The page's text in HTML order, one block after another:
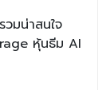
มน่าสนใจ
หุ้นธีม AI